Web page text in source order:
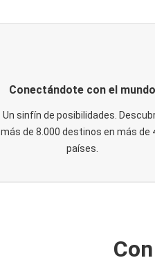
Conectándote con el mundo
Un sinfín de posibilidades.
más de 8.000 destinos en más de
países.